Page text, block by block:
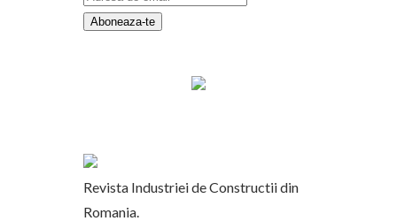
Revista Industriei de Constructii din
Romania.